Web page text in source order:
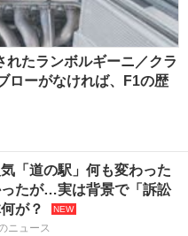
れたランボルギーニ／クラ
ーがなければ、F1の歴
「道の駅」何も変わった
たが…実は背景で「訴訟
が？
ニュース